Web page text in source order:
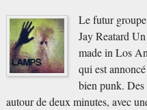
Le futur
Jay Reatard
made in Los
qui est
bien punk. Des
autour de deux minutes, avec